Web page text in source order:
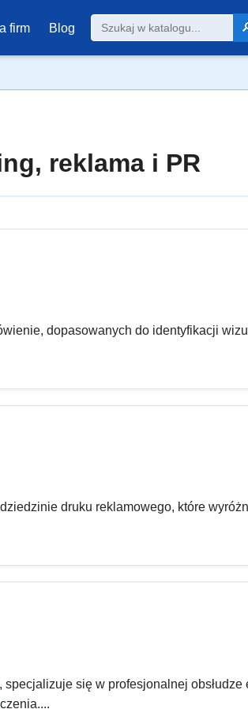
firm Blog
reklama i PR
dopasowanych do identyfikacji
druku reklamowego, które
się w profesjonalnej